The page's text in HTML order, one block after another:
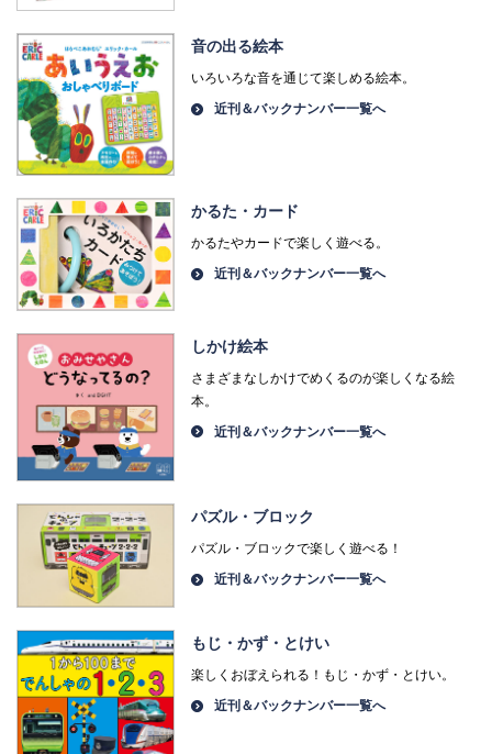
音の出る絵本
いろいろな音を通じて楽しめる絵本。
近刊＆バックナンバー一覧へ
かるた・カード
かるたやカードで楽しく遊べる。
近刊＆バックナンバー一覧へ
しかけ絵本
さまざまなしかけでめくるのが楽しくなる絵
本。
近刊＆バックナンバー一覧へ
パズル・ブロック
パズル・ブロックで楽しく遊べる！
近刊＆バックナンバー一覧へ
もじ・かず・とけい
楽しくおぼえられる！もじ・かず・とけい。
近刊＆バックナンバー一覧へ